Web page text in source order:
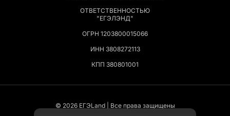
ОТВЕТСТВЕННОСТЬЮ
"ЕГЭЛЭНД"
ОГРН 1203800015066
ИНН 3808272113
КПП 380801001
© 2026 EГЭLand | Все права защищены